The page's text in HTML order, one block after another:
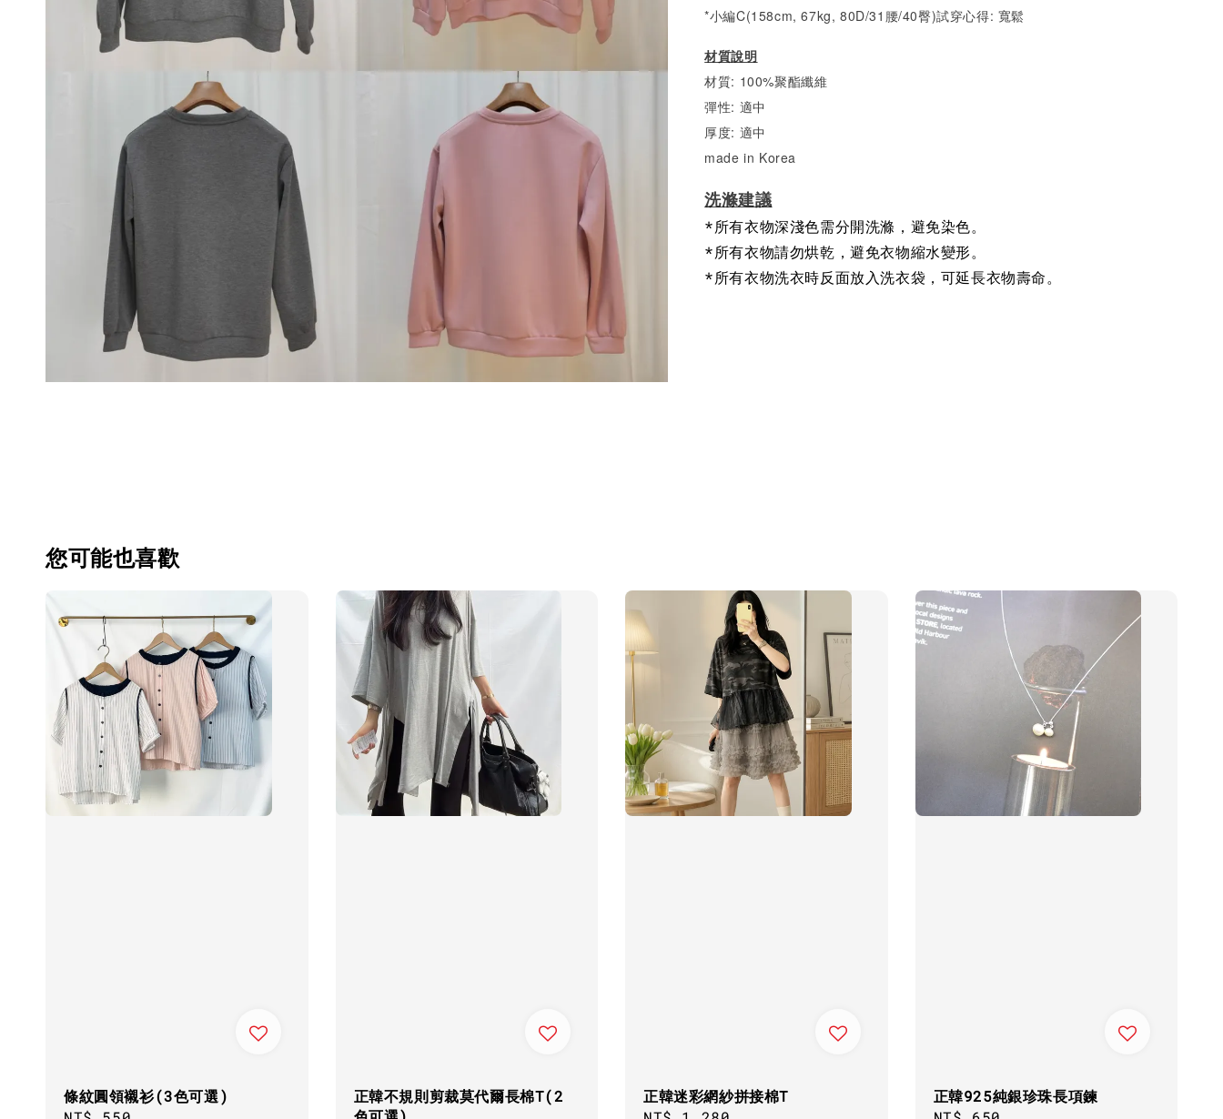
*小編C(158cm, 67kg, 80D/31腰/40臀)試穿心得: 寬鬆
材質說明
材質: 100%聚酯纖維
彈性: 適中
厚度: 適中
made in Korea
洗滌建議
*所有衣物深淺色需分開洗滌，避免染色。
*所有衣物請勿烘乾，避免衣物縮水變形。
*所有衣物洗衣時反面放入洗衣袋，可延長衣物壽命。
您可能也喜歡
條紋圓領襯衫(3色可選)
正韓不規則剪裁莫代爾長棉T(2
正韓迷彩網紗拼接棉T
正韓925純銀珍珠長項鍊